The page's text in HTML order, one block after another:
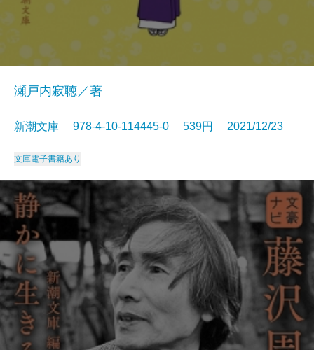
瀬戸内寂聴／著
新潮文庫 978-4-10-114445-0 539円 2021/12/23
文庫電子書籍あり